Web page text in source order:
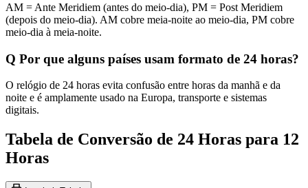
AM = Ante Meridiem (antes do meio-dia), PM = Post Meridiem
(depois do meio-dia). AM cobre meia-noite ao meio-dia, PM cobre
meio-dia à meia-noite.
Q Por que alguns países usam formato de 24 horas?
O relógio de 24 horas evita confusão entre horas da manhã e da
noite e é amplamente usado na Europa, transporte e sistemas
digitais.
Tabela de Conversão de 24 Horas para 12
Horas